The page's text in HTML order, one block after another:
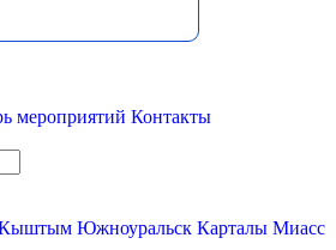
мероприятий Контакты
Южноуральск Карталы Миасс